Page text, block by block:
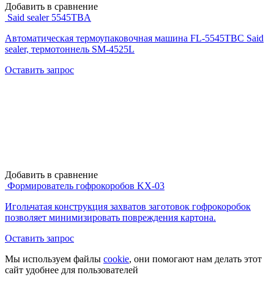
Добавить в сравнение
Said sealer 5545TBA
Автоматическая термоупаковочная машина FL-5545TBC Said
sealer, термотоннель SM-4525L
Оставить запрос
Добавить в сравнение
Формирователь гофрокоробов KX-03
Игольчатая конструкция захватов заготовок гофрокоробок
позволяет минимизировать повреждения картона.
Оставить запрос
Мы используем файлы cookie, они помогают нам делать этот
сайт удобнее для пользователей